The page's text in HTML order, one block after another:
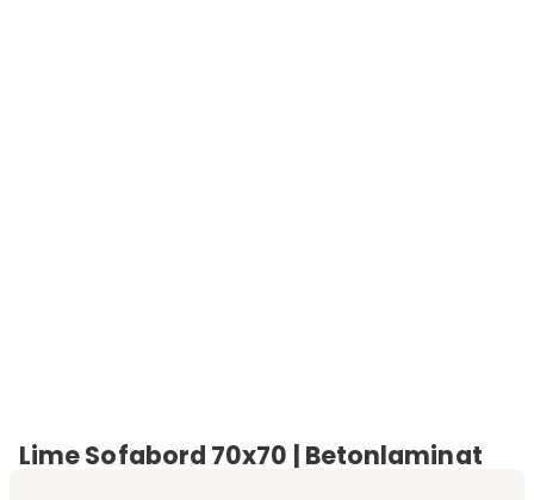
Lime Sofabord 70x70 | Betonlaminat